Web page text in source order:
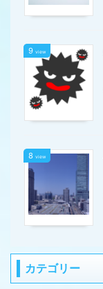
9 view
8 view
カテゴリー